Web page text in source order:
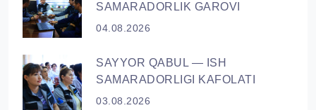
SAMARADORLIK GAROVI
04.08.2026
SAYYOR QАBUL — ISH
SAMARADORLIGI KAFOLATI
03.08.2026